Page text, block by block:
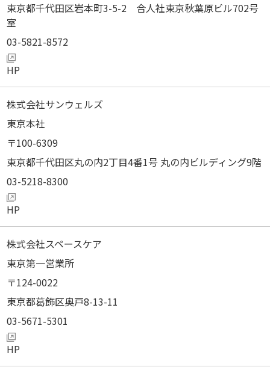
東京都千代田区岩本町3-5-2 合人社東京秋葉原ビル702号
室
03-5821-8572
株式会社サンウェルズ
東京本社
100-6309
東京都千代田区丸の内2丁目4番1号 丸の内ビルディング9階
03-5218-8300
株式会社スペースケア
東京第一営業所
124-0022
東京都葛飾区奥戸8-13-11
03-5671-5301